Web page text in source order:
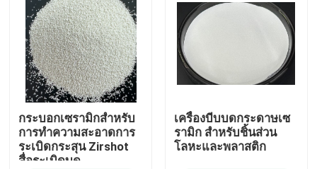
บ้าน
ผลิตภัณฑ์
กระบอกเซรามิกสําหรับ
การทําความสะอาดการ
ระเบิดกระสุน Zirshot
สื่อระเบิดบด
เครื่องบีบบดกระดาษเซ
รามิก สําหรับชิ้นส่วน
โลหะและพลาสติก